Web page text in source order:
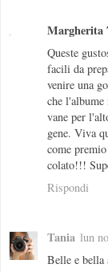
Margherita
Queste
facili da
venire una
che
vane per
gene. Viva
come
colato!!!
Rispondi
Tania lun
Belle e bella